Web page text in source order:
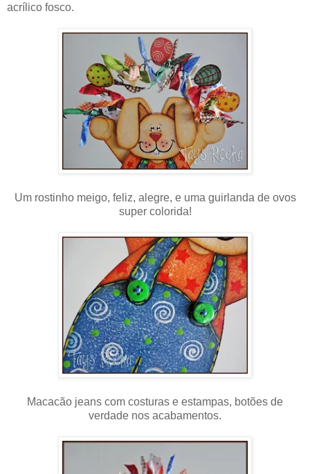
acrílico fosco.
Um rostinho meigo, feliz, alegre, e uma guirlanda de ovos
super colorida!
Macacão jeans com costuras e estampas, botões de
verdade nos acabamentos.